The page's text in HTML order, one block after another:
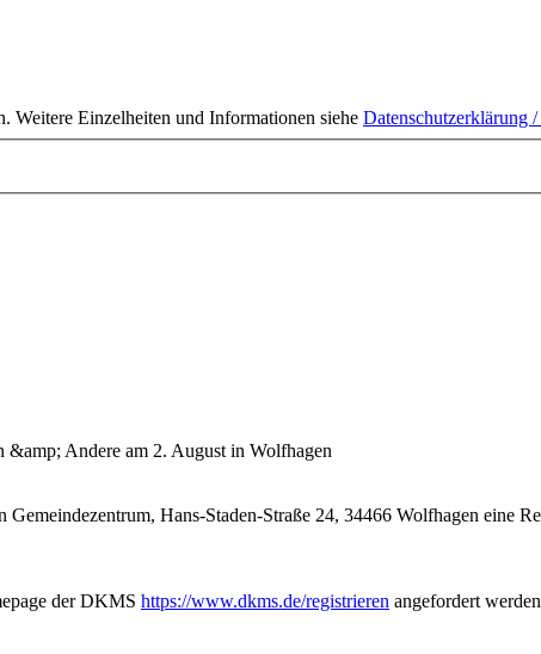
Weitere Einzelheiten und Informationen siehe Datenschutzerklärung
Andere am 2. August in Wolfhagen
Hans-Staden-Straße 24, 34466 Wolfhagen eine
der DKMS https://www.dkms.de/registrieren angefordert